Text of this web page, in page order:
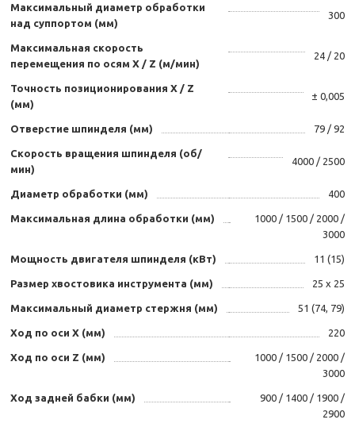
Максимальный диаметр обработки
над суппортом (мм)
300
Максимальная скорость
перемещения по осям Х / Z (м/мин)
24 / 20
Точность позиционирования Х / Z
(мм)
± 0,005
Отверстие шпинделя (мм) 79 / 92
Скорость вращения шпинделя (об/
мин)
4000 / 2500
Диаметр обработки (мм) 400
Максимальная длина обработки (мм)
1000 / 1500 / 2000 /
3000
Мощность двигателя шпинделя (кВт) 11 (15)
Размер хвостовика инструмента (мм) 25 х 25
Максимальный диаметр стержня (мм) 51 (74, 79)
Ход по оси X (мм) 220
Ход по оси Z (мм)
1000 / 1500 / 2000 /
3000
Ход задней бабки (мм)
900 / 1400 / 1900 /
2900